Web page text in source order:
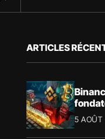
ARTICLES
dollars
5